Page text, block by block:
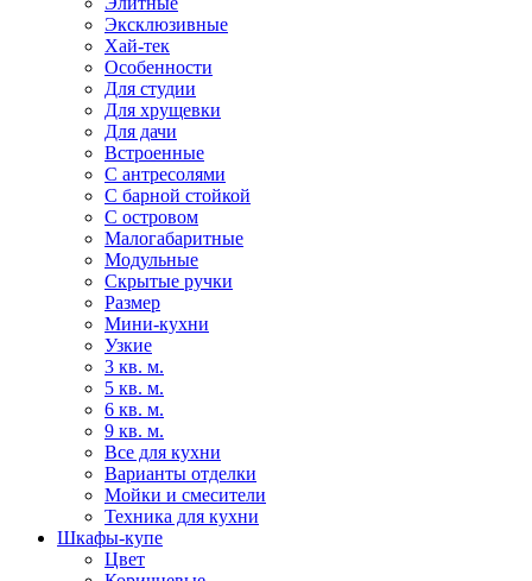
Эксклюзивные
Хай-тек
Особенности
Для студии
Для хрущевки
Для дачи
Встроенные
С антресолями
С барной стойкой
С островом
Малогабаритные
Модульные
Скрытые ручки
Размер
Мини-кухни
Узкие
3 кв. м.
5 кв. м.
6 кв. м.
9 кв. м.
Все для кухни
Варианты отделки
Мойки и смесители
Техника для кухни
Шкафы-купе
Цвет